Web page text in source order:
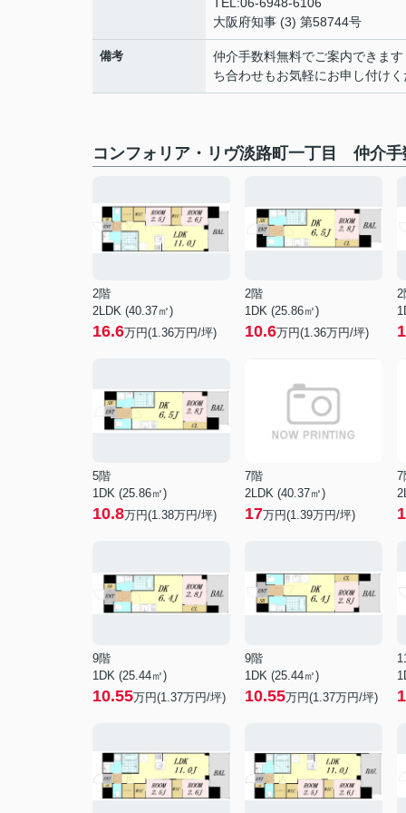
TEL:06-6948-6106
大阪府知事 (3) 第58744号
備考
仲介手数料無料でご案内できま
ち合わせもお気軽にお申し付け
コンフォリア・リヴ淡路町一丁目 仲介手
2階
2LDK (40.37㎡)
16.6万円(1.36万円/坪)
2階
1DK (25.86㎡)
10.6万円(1.36万円/坪)
2
5階
1DK (25.86㎡)
10.8万円(1.38万円/坪)
7階
2LDK (40.37㎡)
17万円(1.39万円/坪)
7
9階
1DK (25.44㎡)
10.55万円(1.37万円/坪)
9階
1DK (25.44㎡)
10.55万円(1.37万円/坪)